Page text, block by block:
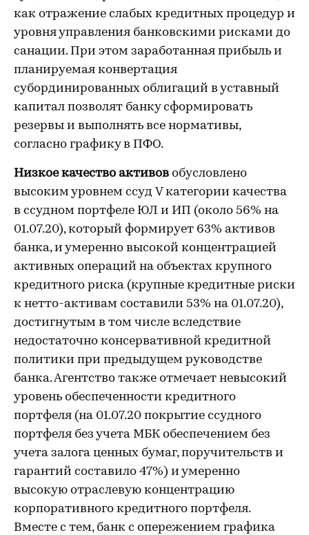
как отражение слабых кредитных процедур и
уровня управления банковскими рисками до
санации. При этом заработанная прибыль и
планируемая конвертация
субординированных облигаций в уставный
капитал позволят банку сформировать
резервы и выполнять все нормативы,
согласно графику в ПФО.
Низкое качество активов обусловлено
высоким уровнем ссуд V категории качества
в ссудном портфеле ЮЛ и ИП (около 56% на
01.07.20), который формирует 63% активов
банка, и умеренно высокой концентрацией
активных операций на объектах крупного
кредитного риска (крупные кредитные риски
к нетто-активам составили 53% на 01.07.20),
достигнутым в том числе вследствие
недостаточно консервативной кредитной
политики при предыдущем руководстве
банка. Агентство также отмечает невысокий
уровень обеспеченности кредитного
портфеля (на 01.07.20 покрытие ссудного
портфеля без учета МБК обеспечением без
учета залога ценных бумаг, поручительств и
гарантий составило 47%) и умеренно
высокую отраслевую концентрацию
корпоративного кредитного портфеля.
Вместе с тем, банк с опережением графика